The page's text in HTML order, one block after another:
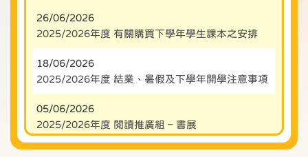
26/06/2026
2025/2026年度 有關購買下學年學生課本之安排
18/06/2026
2025/2026年度 結業、暑假及下學年開學注意事項
05/06/2026
2025/2026年度 閱讀推廣組 – 書展